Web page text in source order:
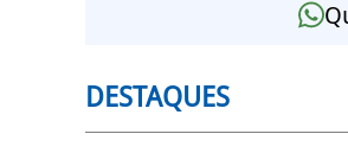
DESTAQUES